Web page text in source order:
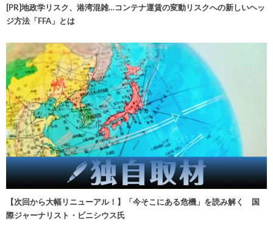
[PR]地政学リスク、港湾混雑…コンテナ運賃の変動リスクへの新しいヘッ
ジ方法「FFA」とは
【次回から大幅リニューアル！】「今そこにある危機」を読み解く 国
際ジャーナリスト・ビニシウス氏